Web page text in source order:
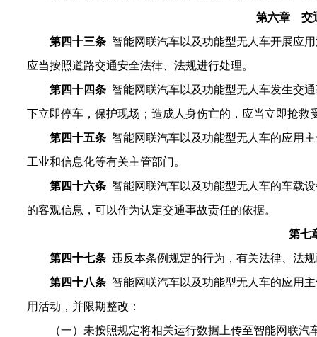
第六章 交
第四十三条 智能网联汽车以及功能型无人车开展应
应当按照道路交通安全法律、法规进行处理。
第四十四条 智能网联汽车以及功能型无人车发生交
下立即停车，保护现场；造成人身伤亡的，应当立即抢救
第四十五条 智能网联汽车以及功能型无人车的应用
工业和信息化等有关主管部门 。
第四十六条 智能网联汽车以及功能型无人车的车载
的客观信息，可以作为认定交通事故责任的依据。
第七
第四十七条违反本条例规定的行为，有关法律、法
第四十八条 智能网联汽车以及功能型无人车的应用
用活动，并限期整改：
（一）未按照规定将相关运行数据上传至智能网联汽